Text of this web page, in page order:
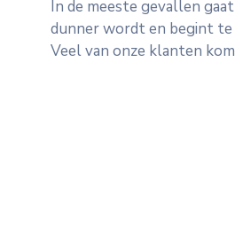
In de meeste gevallen
dunner wordt en begint te
Veel van onze klanten